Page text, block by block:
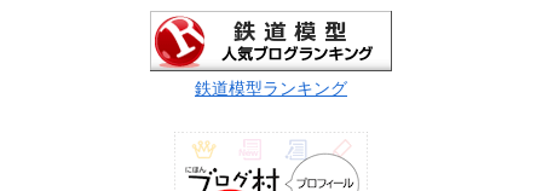
鉄道模型ランキング